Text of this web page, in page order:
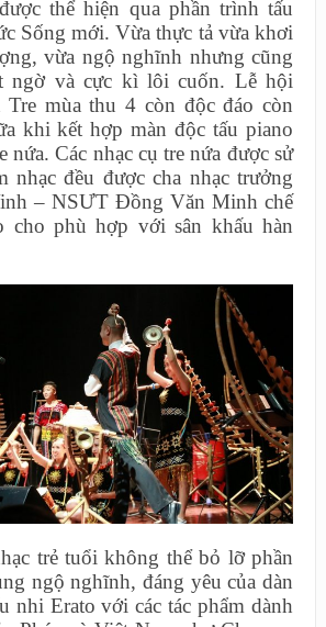
được thể hiện qua phần trình tấu
Sống mới. Vừa thực tả vừa khơi
vừa ngộ nghĩnh nhưng cũng
ngờ và cực kì lôi cuốn. Lễ hội
Tre mùa thu 4 còn độc đáo còn
khi kết hợp màn độc tấu piano
nứa. Các nhạc cụ tre nứa được sử
nhạc đều được cha nhạc trưởng
– NSƯT Đồng Văn Minh chế
cho phù hợp với sân khấu hàn
trẻ tuổi không thể bỏ lỡ phần
ngộ nghĩnh, đáng yêu của dàn
nhi Erato với các tác phẩm dành